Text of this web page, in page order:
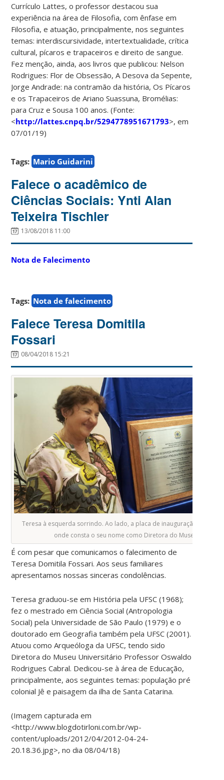
Currículo Lattes, o professor destacou sua
experiência na área de Filosofia, com ênfase em
Filosofia, e atuação, principalmente, nos seguintes
temas: interdiscursividade, intertextualidade, crítica
cultural, pícaros e trapaceiros e direito de sangue.
Fez menção, ainda, aos livros que publicou: Nelson
Rodrigues: Flor de Obsessão, A Desova da Sepente,
Jorge Andrade: na contramão da história, Os Pícaros
e os Trapaceiros de Ariano Suassuna, Bromélias:
para Cruz e Sousa 100 anos. (Fonte:
<http://lattes.cnpq.br/5294778951671793>, em
07/01/19)
Tags: Mario Guidarini
Falece o acadêmico de
Ciências Sociais: Ynti Alan
Teixeira Tischler
13/08/2018 11:00
Nota de Falecimento
Tags: Nota de falecimento
Falece Teresa Domitila
Fossari
08/04/2018 15:21
Teresa à esquerda sorrindo. Ao lado, a placa de inauguração do
onde consta o seu nome como Diretora do Museu.
É com pesar que comunicamos o falecimento de
Teresa Domitila Fossari. Aos seus familiares
apresentamos nossas sinceras condolências.
Teresa graduou-se em História pela UFSC (1968);
fez o mestrado em Ciência Social (Antropologia
Social) pela Universidade de São Paulo (1979) e o
doutorado em Geografia também pela UFSC (2001).
Atuou como Arqueóloga da UFSC, tendo sido
Diretora do Museu Universitário Professor Oswaldo
Rodrigues Cabral. Dedicou-se à área de Educação,
principalmente, aos seguintes temas: população pré
colonial Jê e paisagem da ilha de Santa Catarina.
(Imagem capturada em
<http://www.blogdotirloni.com.br/wp-
content/uploads/2012/04/2012-04-24-
20.18.36.jpg>, no dia 08/04/18)